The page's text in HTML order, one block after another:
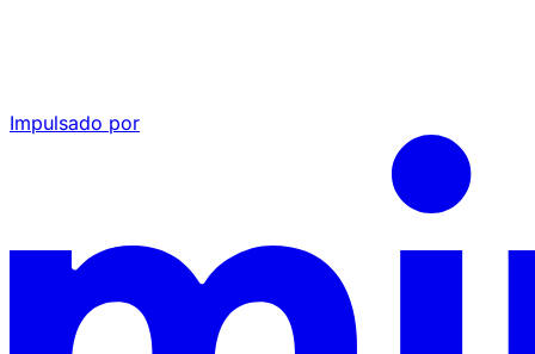
Impulsado por